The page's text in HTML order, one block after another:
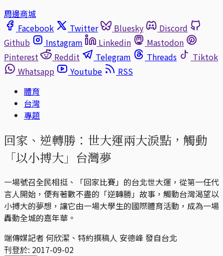
周邊商城
Facebook
Twitter Bluesky
Discord
Github
Instagram Linkedin
Mastodon
Pinterest
Reddit Telegram Threads
Tiktok
Whatsapp
Youtube
RSS
體育
台灣
專題
回家、逆轉勝：世大運兩大淚點，觸動
「以小搏大」台灣夢
一場號召全民相挺、「回家比賽」的台北世大運，從第一任代
言人開始，便有著數不盡的「逆轉勝」故事，觸動台灣渴望以
小搏大的夢想，讓它由一場大學生的國際體育活動，成為一場
轟動全城的嘉年華。
端傳媒記者 何欣潔、特約撰稿人 安德峰 發自台北
刊登於: 2017-09-02